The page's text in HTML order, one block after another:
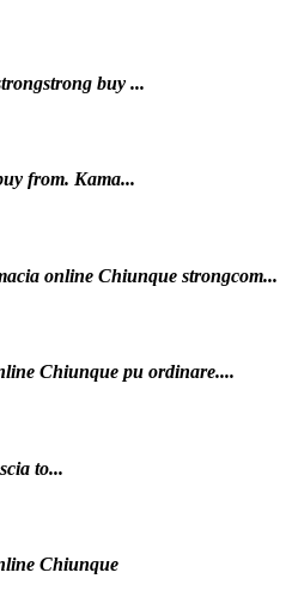
buy ...
from. Kama...
online Chiunque strongcom...
Chiunque pu ordinare....
to...
Chiunque